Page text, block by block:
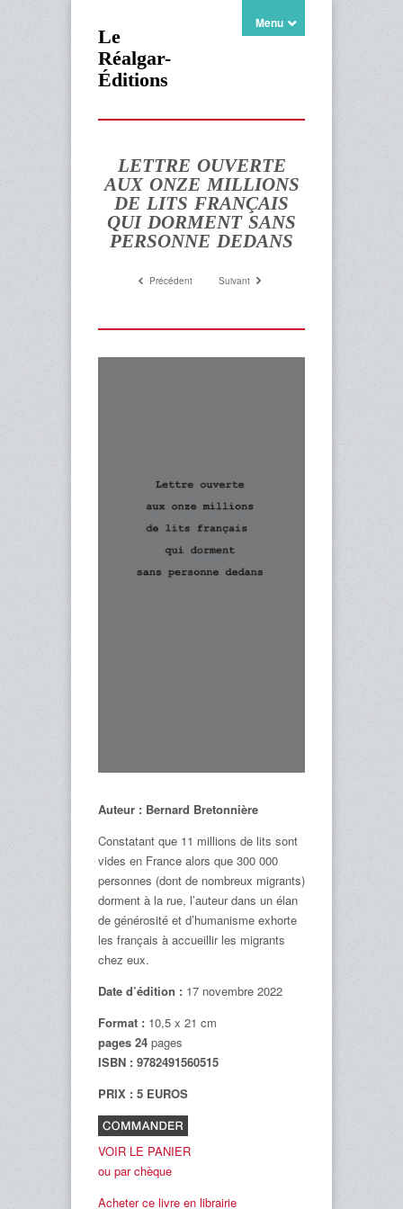
Le
Réalgar-
Éditions
Menu
LETTRE OUVERTE
AUX ONZE MILLIONS
DE LITS FRANÇAIS
QUI DORMENT SANS
PERSONNE DEDANS
Précédent Suivant
Auteur : Bernard Bretonnière
Constatant que 11 millions de lits sont
vides en France alors que 300 000
personnes (dont de nombreux migrants)
dorment à la rue, l’auteur dans un élan
de générosité et d’humanisme exhorte
les français à accueillir les migrants
chez eux.
Date d’édition : 17 novembre 2022
Format : 10,5 x 21 cm
pages 24 pages
ISBN : 9782491560515
PRIX : 5 EUROS
VOIR LE PANIER
ou par chèque
Acheter ce livre en librairie